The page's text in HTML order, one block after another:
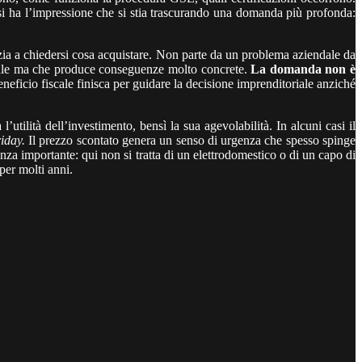
l’impressione che si stia trascurando una domanda più profonda:
a chiedersi cosa acquistare. Non parte da un problema aziendale da
ma che produce conseguenze molto concrete.La domanda non è
fiscale finisca per guidare la decisione imprenditoriale anziché
dell’investimento, bensì la sua agevolabilità. In alcuni casi il
Il prezzo scontato genera un senso di urgenza che spesso spinge
importante: qui non si tratta di un elettrodomestico o di un capo di
molti anni.